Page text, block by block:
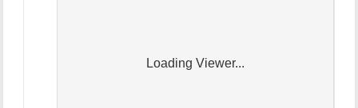
Loading Viewer...